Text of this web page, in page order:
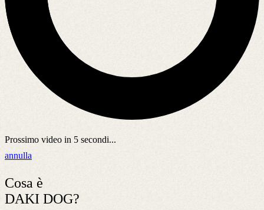
Prossimo video in 5 secondi...
annulla
Cosa è
DAKI DOG?